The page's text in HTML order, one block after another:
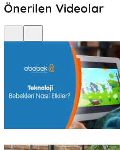
Önerilen Videolar